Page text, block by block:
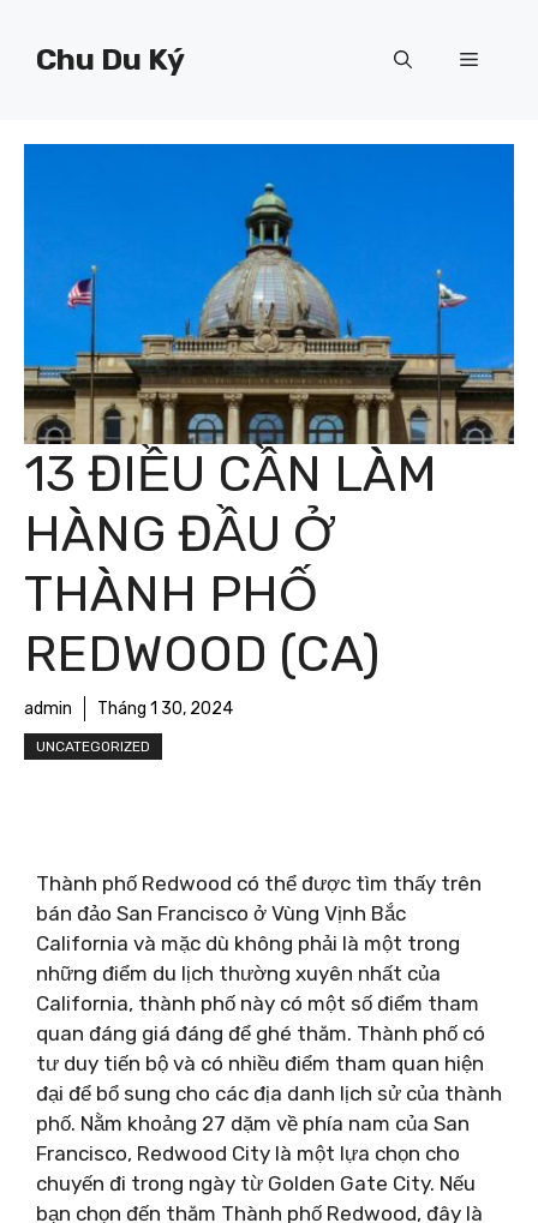
Chu Du Ký Menu
13 ĐIỀU CẦN LÀM
HÀNG ĐẦU Ở
THÀNH PHỐ
REDWOOD (CA)
admin Tháng 1 30, 2024
UNCATEGORIZED
Thành phố Redwood có thể được tìm thấy trên
bán đảo San Francisco ở Vùng Vịnh Bắc
California và mặc dù không phải là một trong
những điểm du lịch thường xuyên nhất của
California, thành phố này có một số điểm tham
quan đáng giá đáng để ghé thăm. Thành phố có
tư duy tiến bộ và có nhiều điểm tham quan hiện
đại để bổ sung cho các địa danh lịch sử của thành
phố. Nằm khoảng 27 dặm về phía nam của San
Francisco, Redwood City là một lựa chọn cho
chuyến đi trong ngày từ Golden Gate City. Nếu
bạn chọn đến thăm Thành phố Redwood, đây là